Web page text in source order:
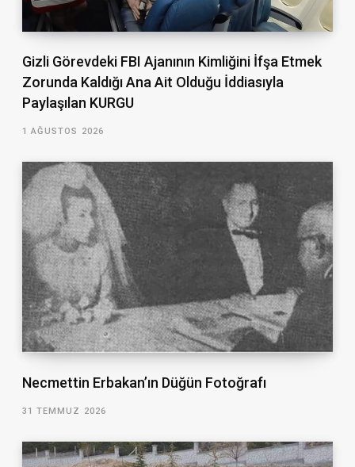
Gizli Görevdeki FBI Ajanının Kimliğini İfşa Etmek
Zorunda Kaldığı Ana Ait Olduğu İddiasıyla
Paylaşılan KURGU
1 AĞUSTOS 2026
Necmettin Erbakan’ın Düğün Fotoğrafı
31 TEMMUZ 2026